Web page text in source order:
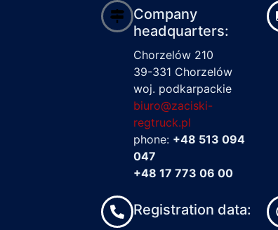
Company
headquarters:
Chorzelów 210
39-331 Chorzelów
woj. podkarpackie
biuro@zaciski-
regtruck.pl
phone: +48 513 094
047
+48 17 773 06 00
Registration data: